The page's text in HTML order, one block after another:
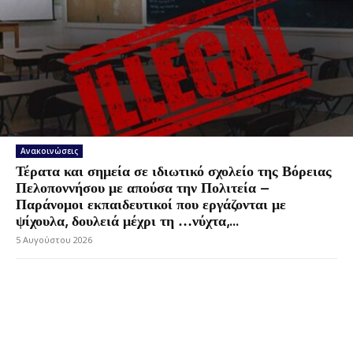
Ανακοινώσεις
Τέρατα και σημεία σε ιδιωτικό σχολείο της Βόρειας
Πελοποννήσου με απούσα την Πολιτεία –
Παράνομοι εκπαιδευτικοί που εργάζονται με
ψίχουλα, δουλειά μέχρι τη …νύχτα,...
5 Αυγούστου 2026